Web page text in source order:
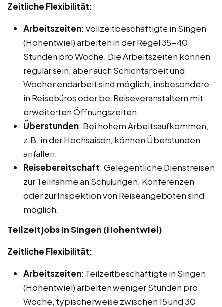
Zeitliche Flexibilität:
Arbeitszeiten: Vollzeitbeschäftigte in Singen
(Hohentwiel) arbeiten in der Regel 35-40
Stunden pro Woche. Die Arbeitszeiten können
regulär sein, aber auch Schichtarbeit und
Wochenendarbeit sind möglich, insbesondere
in Reisebüros oder bei Reiseveranstaltern mit
erweiterten Öffnungszeiten.
Überstunden: Bei hohem Arbeitsaufkommen,
z.B. in der Hochsaison, können Überstunden
anfallen.
Reisebereitschaft: Gelegentliche Dienstreisen
zur Teilnahme an Schulungen, Konferenzen
oder zur Inspektion von Reiseangeboten sind
möglich.
Teilzeitjobs in Singen (Hohentwiel)
Zeitliche Flexibilität:
Arbeitszeiten: Teilzeitbeschäftigte in Singen
(Hohentwiel) arbeiten weniger Stunden pro
Woche, typischerweise zwischen 15 und 30